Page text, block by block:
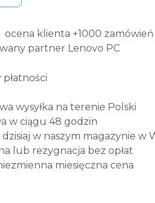
ocena klienta +1000 zamówień
partner Lenovo PC
wysyłka na terenie Polski
w ciągu 48 godzin
w naszym magazynie w
lub rezygnacja bez opłat
miesięczna cena